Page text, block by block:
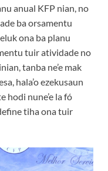
anual KFP nian, no
ba orsamentu
ona ba planu
tuir atividade no
tanba ne’e mak
hala’o ezekusaun
hodi nune’e la fó
tiha ona tuir